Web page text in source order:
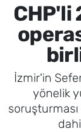
CHP'li
İzmir'in
yönelik